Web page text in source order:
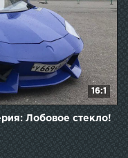
16:1
Лобовое стекло!